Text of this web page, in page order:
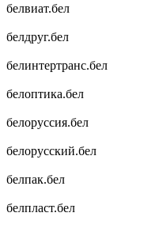
белвиат.бел
белдруг.бел
белинтертранс.бел
белоптика.бел
белоруссия.бел
белорусский.бел
белпак.бел
белпласт.бел